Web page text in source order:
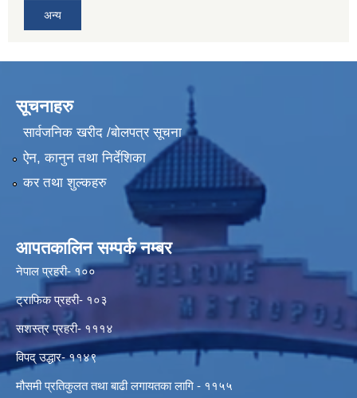
अन्य
सूचनाहरु
सार्वजनिक खरीद /बोलपत्र सूचना
ऐन, कानुन तथा निर्देशिका
कर तथा शुल्कहरु
आपतकालिन सम्पर्क नम्बर
नेपाल प्रहरी- १००
ट्राफिक प्रहरी- १०३
सशस्त्र प्रहरी- १११४
विपद् उद्धार- ११४९
मौसमी प्रतिकुलत तथा बाढी लगायतका लागि - ११५५